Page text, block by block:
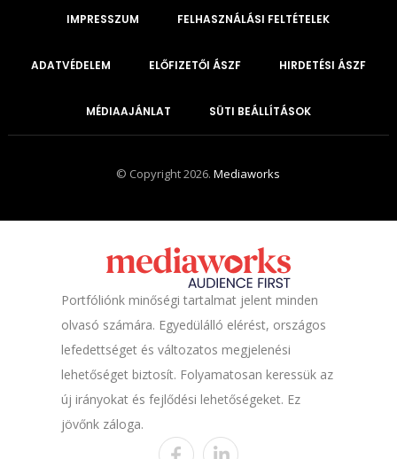
IMPRESSZUM FELHASZNÁLÁSI FELTÉTELEK
ADATVÉDELEM ELŐFIZETŐI ÁSZF HIRDETÉSI ÁSZF
MÉDIAAJÁNLAT SÜTI BEÁLLÍTÁSOK
© Copyright 2026.Mediaworks
Portfóliónk minőségi tartalmat jelent minden
olvasó számára. Egyedülálló elérést, országos
lefedettséget és változatos megjelenési
lehetőséget biztosít. Folyamatosan keressük az
új irányokat és fejlődési lehetőségeket. Ez
jövőnk záloga.